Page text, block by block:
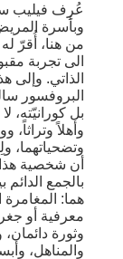
عُرِف فيليب
وبأسرة
من هنا، أُقرّ
الى تجربة
الذاتي. وإلى
البروفسور
بل كورانيّته،
وأهلاً وتراثاً،
وتضحياتهما،
أن شخصية
بالجمع
هما: المغامرة
معرفية أو
وثورة دائمان،
والمناهل،